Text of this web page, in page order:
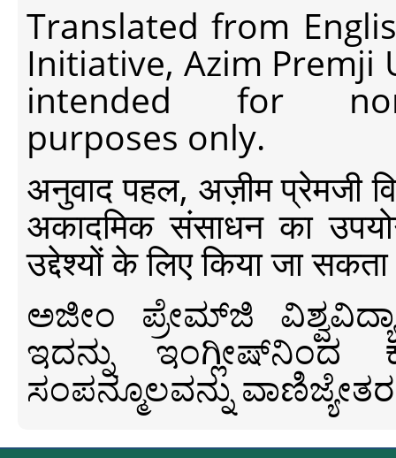
Translated from
Initiative, Azim Premji
intended for non-
purposes only.
अनुवाद पहल, अज़ीम प्रेमजी
अकादमिक संसाधन का
उद्देश्यों के लिए किया जा
ಅಜೀಂ ಪ್ರೇಮ್‍ಜಿ
ಇದನ್ನು ಇಂಗ್ಲೀಷ್‍ನಿಂದ
ಸಂಪನ್ಮೂಲವನ್ನು